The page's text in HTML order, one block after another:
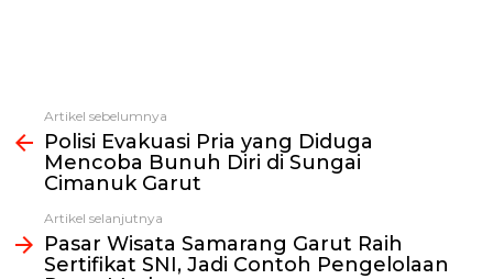
Lihat
selengkapnya
Artikel sebelumnya
Polisi Evakuasi Pria yang Diduga
Mencoba Bunuh Diri di Sungai
Cimanuk Garut
Artikel selanjutnya
Pasar Wisata Samarang Garut Raih
Sertifikat SNI, Jadi Contoh Pengelolaan